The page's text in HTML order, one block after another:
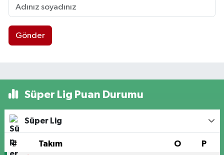
Gönder
Süper Lig Puan Durumu
Süper Lig
# Takım O P